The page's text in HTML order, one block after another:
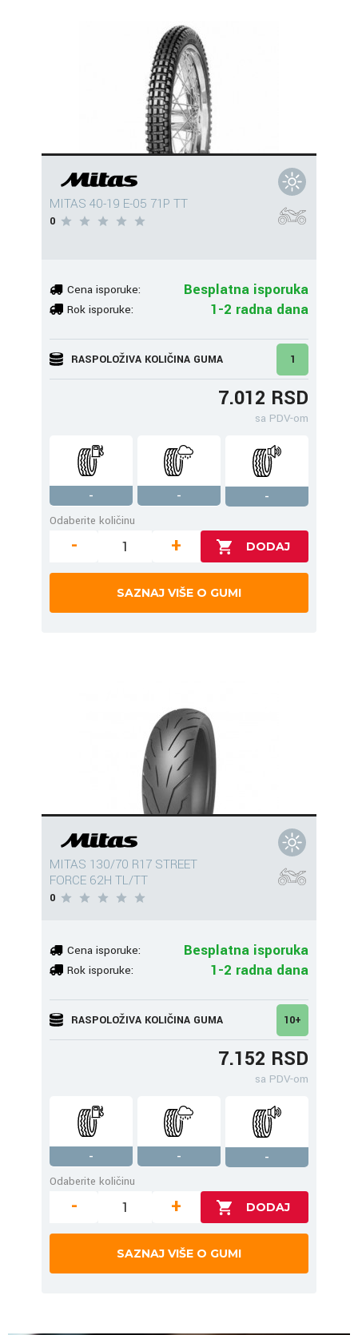
MITAS 40-19 E-05 71P TT
0
Cena isporuke: Besplatna isporuka
Rok isporuke: 1-2 radna dana
RASPOLOŽIVA KOLIČINA GUMA 1
7.012 RSD
sa PDV-om
- -
-
Odaberite količinu
- +
SAZNAJ VIŠE O GUMI
MITAS 130/70 R17 STREET
FORCE 62H TL/TT
0
Cena isporuke: Besplatna isporuka
Rok isporuke: 1-2 radna dana
RASPOLOŽIVA KOLIČINA GUMA 10+
7.152 RSD
sa PDV-om
- -
-
Odaberite količinu
- +
SAZNAJ VIŠE O GUMI